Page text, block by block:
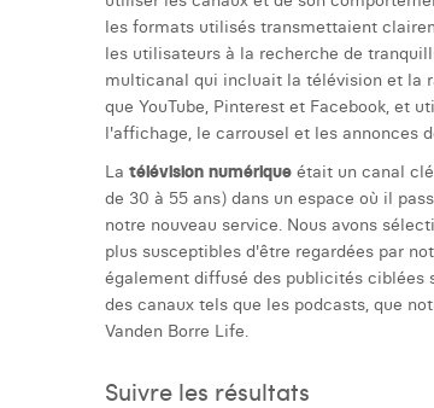
les formats utilisés transmettaient
les utilisateurs à la recherche de
multicanal qui incluait la télévision et la
que YouTube, Pinterest et Facebook, et
l'affichage, le carrousel et les annonces
La télévision numérique était un canal
de 30 à 55 ans) dans un espace où il
notre nouveau service. Nous avons
plus susceptibles d'être regardées par
également diffusé des publicités ciblées
des canaux tels que les podcasts, que
Vanden Borre Life.
Suivre les résultats